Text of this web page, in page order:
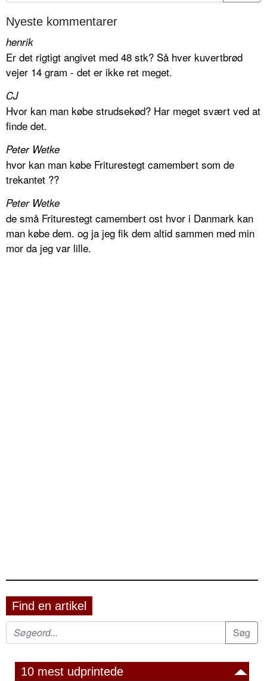
Nyeste kommentarer
henrik
Er det rigtigt angivet med 48 stk? Så hver kuvertbrød
vejer 14 gram - det er ikke ret meget.
CJ
Hvor kan man købe strudsekød? Har meget svært ved at
finde det.
Peter Wetke
hvor kan man købe Friturestegt camembert som de
trekantet ??
Peter Wetke
de små Friturestegt camembert ost hvor i Danmark kan
man købe dem. og ja jeg fik dem altid sammen med min
mor da jeg var lille.
Find en artikel
10 mest udprintede